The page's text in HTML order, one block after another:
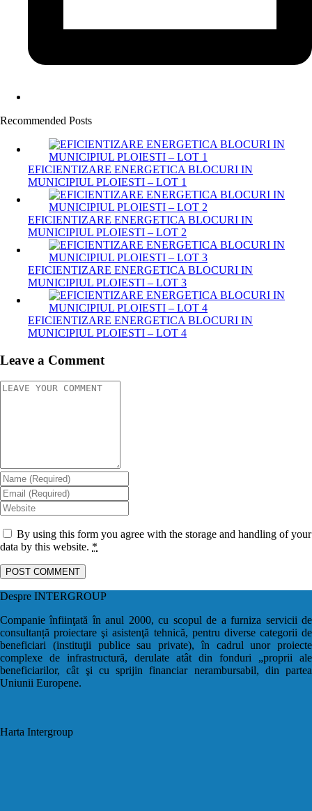
Recommended Posts
EFICIENTIZARE ENERGETICA BLOCURI IN
MUNICIPIUL PLOIESTI – LOT 1
EFICIENTIZARE ENERGETICA BLOCURI IN
MUNICIPIUL PLOIESTI – LOT 2
EFICIENTIZARE ENERGETICA BLOCURI IN
MUNICIPIUL PLOIESTI – LOT 3
EFICIENTIZARE ENERGETICA BLOCURI IN
MUNICIPIUL PLOIESTI – LOT 4
Leave a Comment
By using this form you agree with the storage and handling of your
data by this website. *
Despre INTERGROUP
Companie înfiinţată în anul 2000, cu scopul de a furniza servicii de
consultanță proiectare şi asistenţă tehnică, pentru diverse categorii de
beneficiari (instituţii publice sau private), în cadrul unor proiecte
complexe de infrastructură, derulate atât din fonduri „proprii ale
beneficiarilor, cât şi cu sprijin financiar nerambursabil, din partea
Uniunii Europene.
Harta Intergroup